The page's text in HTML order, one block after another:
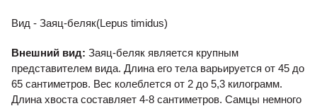
Вид - Заяц-беляк(Lepus timidus)
Внешний вид: Заяц-беляк является крупным
представителем вида. Длина его тела варьируется от 45 до
65 сантиметров. Вес колеблется от 2 до 5,3 килограмм.
Длина хвоста составляет 4-8 сантиметров. Самцы немного